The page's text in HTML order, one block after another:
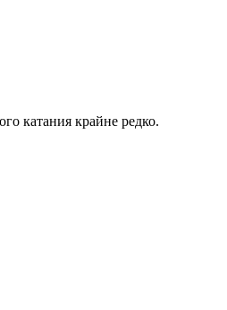
катания крайне редко.